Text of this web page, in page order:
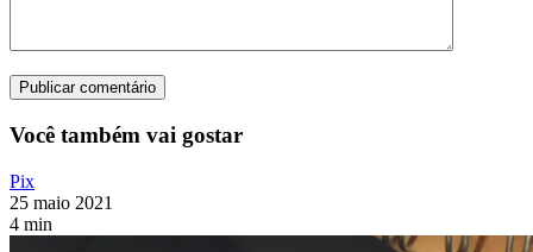
Você também vai gostar
Pix
25 maio 2021
4 min